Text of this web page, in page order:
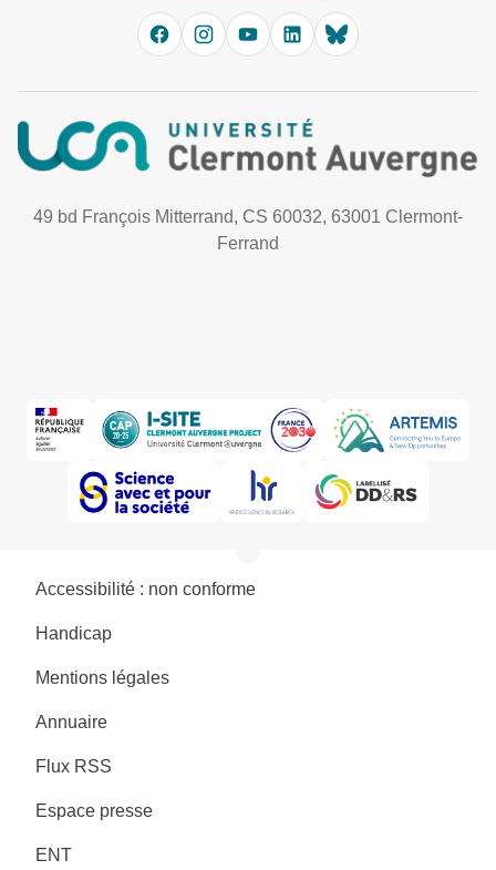
49 bd François Mitterrand, CS 60032, 63001 Clermont-
Ferrand
Accessibilité : non conforme
Handicap
Mentions légales
Annuaire
Flux RSS
Espace presse
ENT